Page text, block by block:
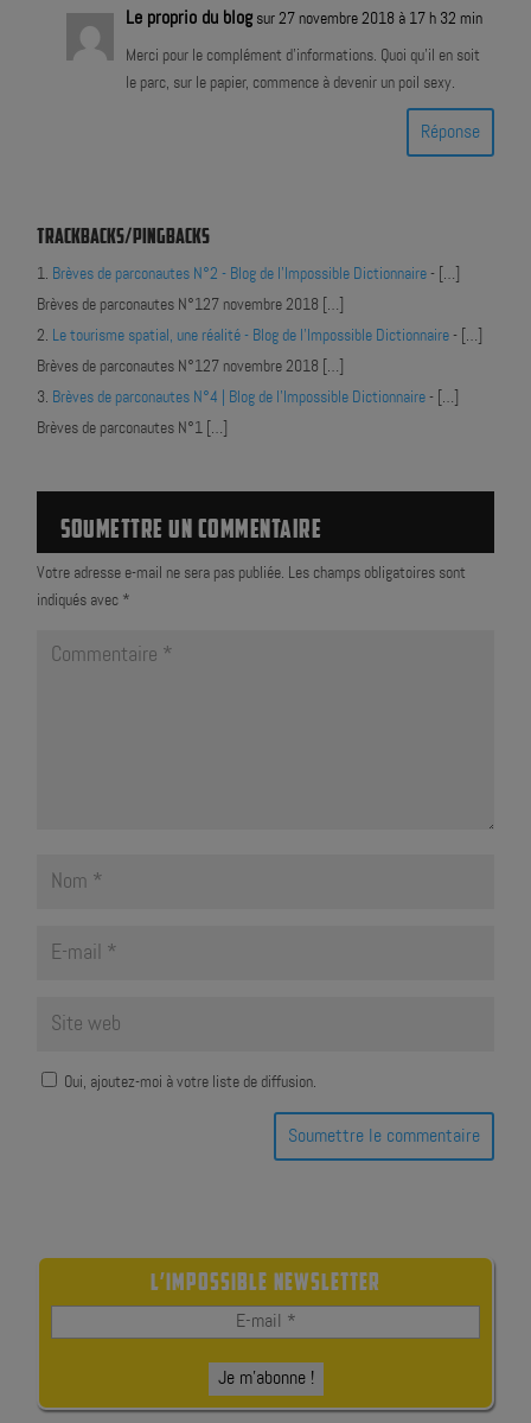
Le proprio du blog sur 27 novembre 2018 à 17 h 32 min
Merci pour le complément d'informations. Quoi qu'il en soit
le parc, sur le papier, commence à devenir un poil sexy.
Réponse
TRACKBACKS/PINGBACKS
Brèves de parconautes N°2 - Blog de l'Impossible Dictionnaire- […]
Brèves de parconautes N°127 novembre 2018 […]
Le tourisme spatial, une réalité - Blog de l'Impossible Dictionnaire- […]
Brèves de parconautes N°127 novembre 2018 […]
Brèves de parconautes N°4 | Blog de l'Impossible Dictionnaire- […]
Brèves de parconautes N°1 […]
SOUMETTRE UN COMMENTAIRE
Votre adresse e-mail ne sera pas publiée. Les champs obligatoires sont
indiqués avec *
Oui, ajoutez-moi à votre liste de diffusion.
Soumettre le commentaire
L’IMPOSSIBLE NEWSLETTER